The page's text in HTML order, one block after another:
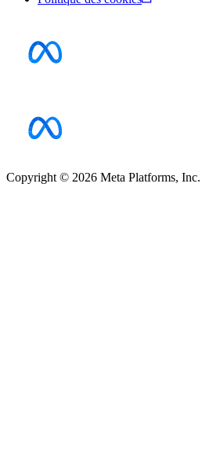
Copyright © 2026 Meta Platforms, Inc.